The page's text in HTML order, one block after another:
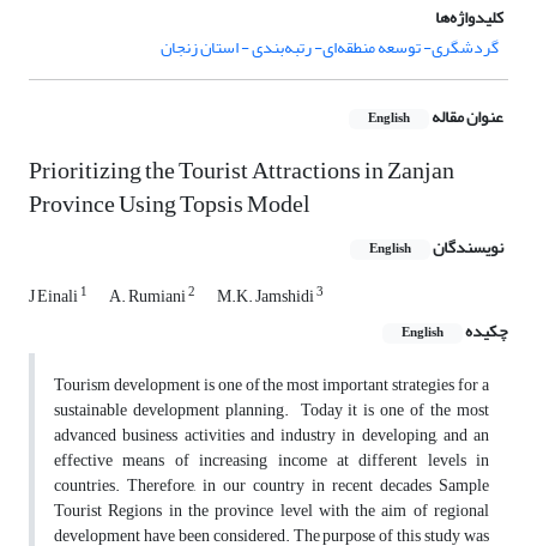
کلیدواژه‌ها
گردشگری- توسعه منطقه‌ای- رتبه‌بندی - استان زنجان
عنوان مقاله English
Prioritizing the Tourist Attractions in Zanjan
Province Using Topsis Model
نویسندگان English
J Einali1 A. Rumiani2 M.K. Jamshidi3
چکیده English
Tourism development is one of the most important strategies for a
sustainable development planning. Today it is one of the most
advanced business activities and industry in developing, and an
effective means of increasing income at different levels in
countries. Therefore, in our country in recent decades Sample
Tourist Regions in the province level with the aim of regional
development have been considered. The purpose of this study was